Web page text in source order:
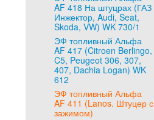
AF 418 На штуцрах (ГАЗ
Инжектор, Audi, Seat,
Skoda, VW) WK 730/1
ЭФ топливный Альфа
AF 417 (Citroen Berlingo,
C5, Peugeot 306, 307,
407, Dachia Logan) WK
612
ЭФ топливный Альфа
AF 411 (Lanos. Штуцер с
зажимом)